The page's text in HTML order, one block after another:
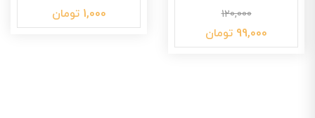
120,000
99,000 تومان
1,000 تومان